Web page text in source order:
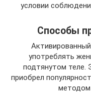
условии
Способы
употреблять
подтянутом теле.
приобрел
методом